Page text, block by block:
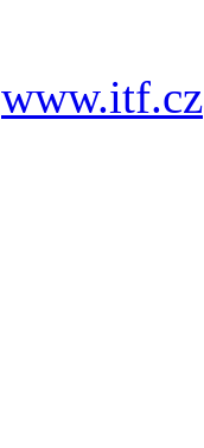
www.itf.cz